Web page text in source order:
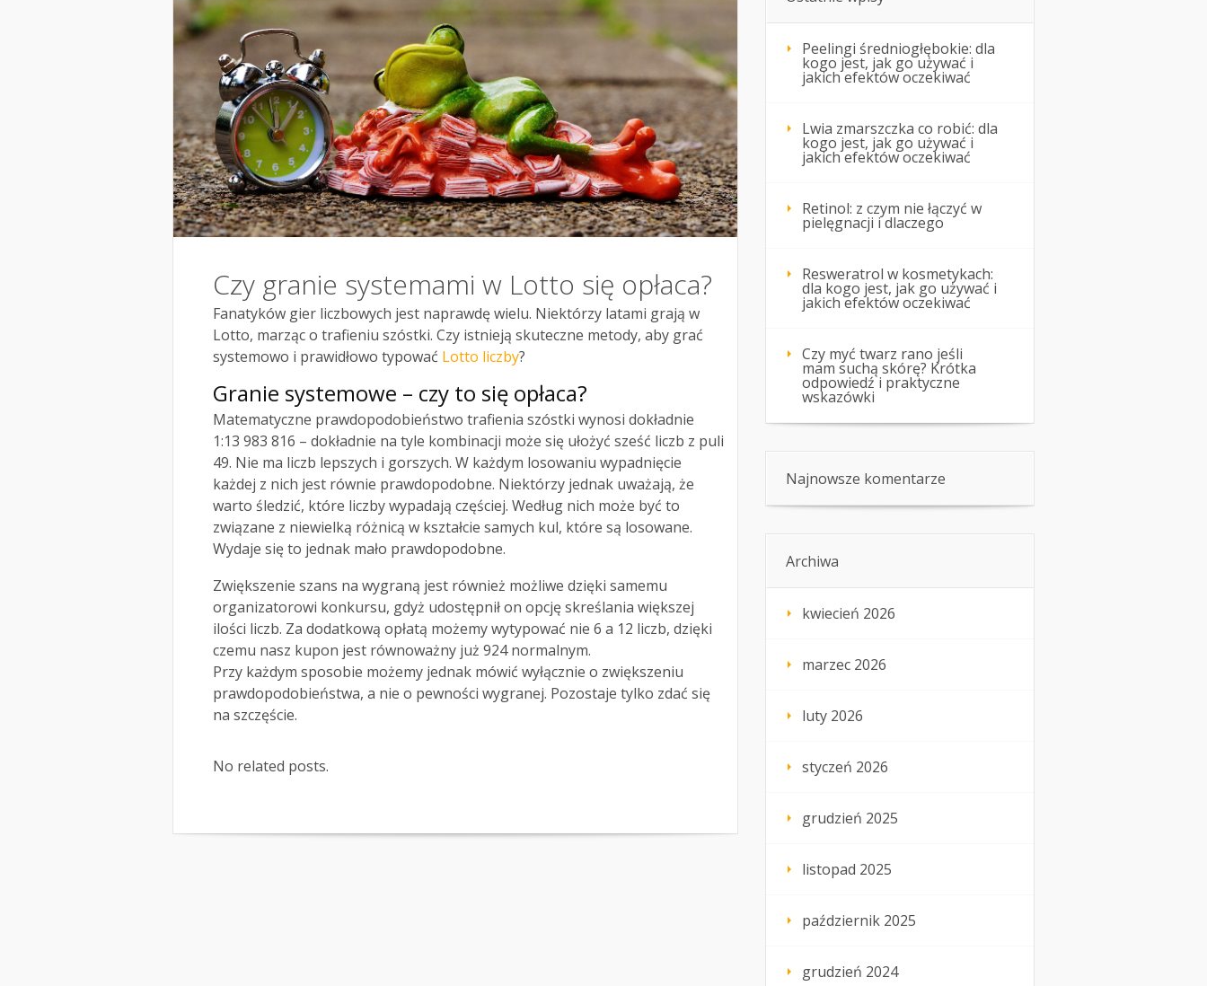
Czy granie systemami w Lotto się opłaca?
Fanatyków gier liczbowych jest naprawdę wielu. Niektórzy latami grają w
Lotto, marząc o trafieniu szóstki. Czy istnieją skuteczne metody, aby grać
systemowo i prawidłowo typować Lotto liczby?
Granie systemowe – czy to się opłaca?
Matematyczne prawdopodobieństwo trafienia szóstki wynosi dokładnie
1:13 983 816 – dokładnie na tyle kombinacji może się ułożyć sześć liczb z puli
49. Nie ma liczb lepszych i gorszych. W każdym losowaniu wypadnięcie
każdej z nich jest równie prawdopodobne. Niektórzy jednak uważają, że
warto śledzić, które liczby wypadają częściej. Według nich może być to
związane z niewielką różnicą w kształcie samych kul, które są losowane.
Wydaje się to jednak mało prawdopodobne.
Zwiększenie szans na wygraną jest również możliwe dzięki samemu
organizatorowi konkursu, gdyż udostępnił on opcję skreślania większej
ilości liczb. Za dodatkową opłatą możemy wytypować nie 6 a 12 liczb, dzięki
czemu nasz kupon jest równoważny już 924 normalnym.
Przy każdym sposobie możemy jednak mówić wyłącznie o zwiększeniu
prawdopodobieństwa, a nie o pewności wygranej. Pozostaje tylko zdać się
na szczęście.
No related posts.
Peelingi średniogłębokie: dla
kogo jest, jak go używać i
jakich efektów oczekiwać
Lwia zmarszczka co robić: dla
kogo jest, jak go używać i
jakich efektów oczekiwać
Retinol: z czym nie łączyć w
pielęgnacji i dlaczego
Resweratrol w kosmetykach:
dla kogo jest, jak go używać i
jakich efektów oczekiwać
Czy myć twarz rano jeśli
mam suchą skórę? Krótka
odpowiedź i praktyczne
wskazówki
Najnowsze komentarze
Archiwa
kwiecień 2026
marzec 2026
luty 2026
styczeń 2026
grudzień 2025
listopad 2025
październik 2025
grudzień 2024